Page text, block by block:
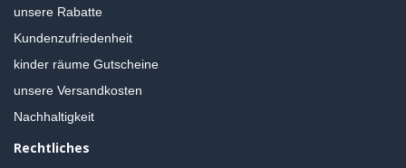
unsere Rabatte
Kundenzufriedenheit
kinder räume Gutscheine
unsere Versandkosten
Nachhaltigkeit
Rechtliches